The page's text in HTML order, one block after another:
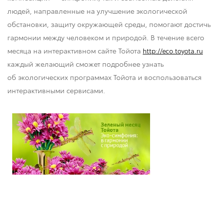
людей, направленные на улучшение экологической
обстановки, защиту окружающей среды, помогают достичь
гармонии между человеком и природой. В течение всего
месяца на интерактивном сайте Тойота http://eco.toyota.ru
каждый желающий сможет подробнее узнать
об экологических программах Тойота и воспользоваться
интерактивными сервисами.